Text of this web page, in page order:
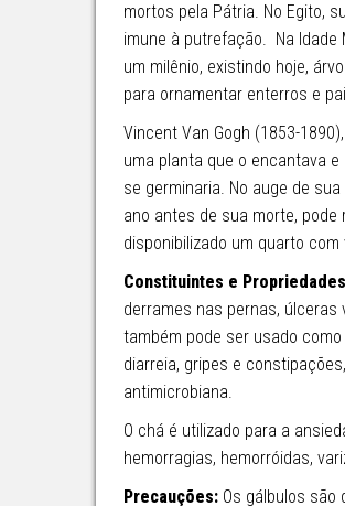
mortos pela Pátria. No Egito,
imune à putrefação. Na Idade
um milênio, existindo hoje,
para ornamentar enterros e
Vincent Van Gogh (1853-
uma planta que o encantava
se germinaria. No auge de
ano antes de sua morte,
disponibilizado um quarto
Constituintes e
derrames nas pernas,
também pode ser usado
diarreia, gripes e
antimicrobiana.
O chá é utilizado para a
hemorragias, hemorróidas,
Precauções: Os gálbulos são